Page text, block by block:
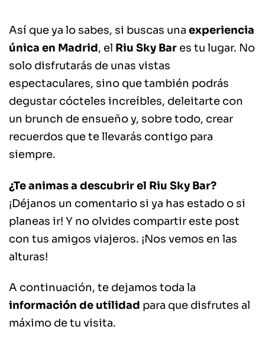
Así que ya lo sabes, si buscas una experiencia
única en Madrid, el Riu Sky Bar es tu lugar. No
solo disfrutarás de unas vistas
espectaculares, sino que también podrás
degustar cócteles increíbles, deleitarte con
un brunch de ensueño y, sobre todo, crear
recuerdos que te llevarás contigo para
siempre.
¿Te animas a descubrir el Riu Sky Bar?
¡Déjanos un comentario si ya has estado o si
planeas ir! Y no olvides compartir este post
con tus amigos viajeros. ¡Nos vemos en las
alturas!
A continuación, te dejamos toda la
información de utilidad para que disfrutes al
máximo de tu visita.